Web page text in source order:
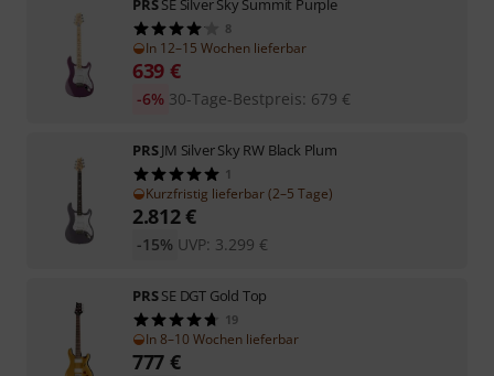
8
In 12–15 Wochen lieferbar
639 €
30-Tage-Bestpreis: 679 €
-6%
PRSJM Silver Sky RW Black Plum
1
Kurzfristig lieferbar (2–5 Tage)
2.812€
UVP: 3.299 €
-15%
PRSSE DGT Gold Top
19
In 8–10 Wochen lieferbar
777 €